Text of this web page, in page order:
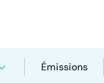
Émissions